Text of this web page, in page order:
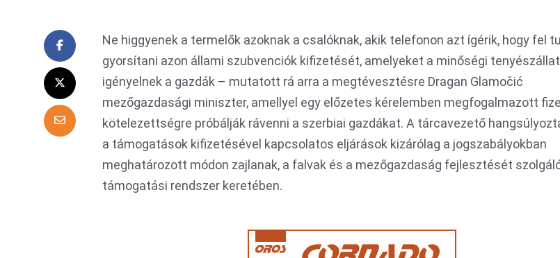
Ne higgyenek a termelők azoknak a csalóknak, akik telefonon azt ígérik, hogy fel
gyorsítani azon állami szubvenciók kifizetését, amelyeket a minőségi
igényelnek a gazdák – mutatott rá arra a megtévesztésre Dragan Glamočić
mezőgazdasági miniszter, amellyel egy előzetes kérelemben megfogalmazott
kötelezettségre próbálják rávenni a szerbiai gazdákat. A tárcavezető
a támogatások kifizetésével kapcsolatos eljárások kizárólag a jogszabályokban
meghatározott módon zajlanak, a falvak és a mezőgazdaság fejlesztését
támogatási rendszer keretében.